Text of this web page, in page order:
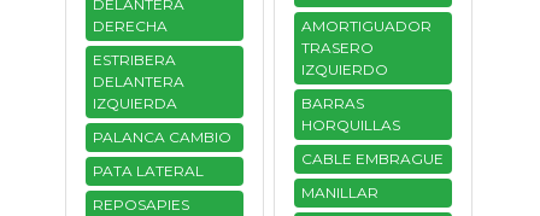
DELANTERA
DERECHA
ESTRIBERA
DELANTERA
IZQUIERDA
PALANCA CAMBIO
PATA LATERAL
REPOSAPIES
AMORTIGUADOR
TRASERO
IZQUIERDO
BARRAS
HORQUILLAS
CABLE EMBRAGUE
MANILLAR